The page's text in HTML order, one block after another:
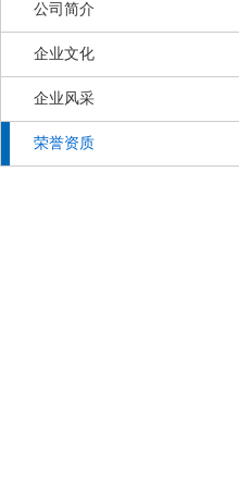
公司简介
企业文化
企业风采
荣誉资质